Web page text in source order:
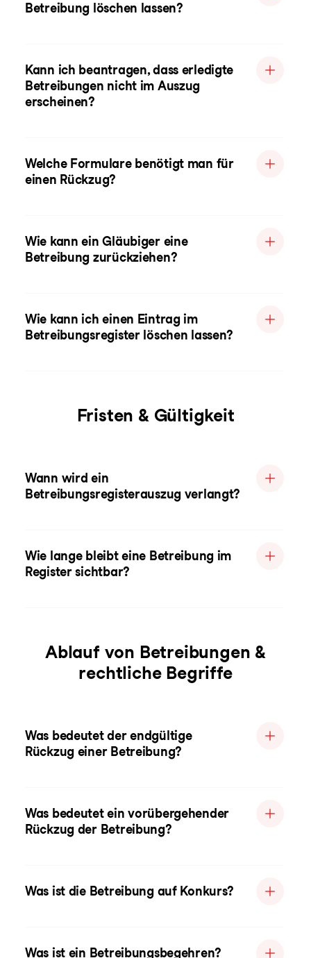
Betreibung löschen lassen?
Kann ich beantragen, dass erledigte
Betreibungen nicht im Auszug
erscheinen?
Welche Formulare benötigt man für
einen Rückzug?
Wie kann ein Gläubiger eine
Betreibung zurückziehen?
Wie kann ich einen Eintrag im
Betreibungsregister löschen lassen?
Fristen & Gültigkeit
Wann wird ein
Betreibungsregisterauszug verlangt?
Wie lange bleibt eine Betreibung im
Register sichtbar?
Ablauf von Betreibungen &
rechtliche Begriffe
Was bedeutet der endgültige
Rückzug einer Betreibung?
Was bedeutet ein vorübergehender
Rückzug der Betreibung?
Was ist die Betreibung auf Konkurs?
Was ist ein Betreibungsbegehren?